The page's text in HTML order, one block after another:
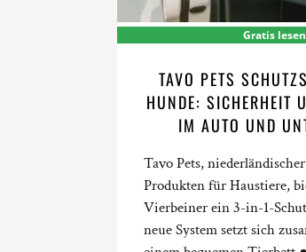
Gratis lesen
TAVO PETS
HUNDE: SICHERHEIT
IM AUTO UND
Tavo Pets,
Produkten für Haustiere,
Vierbeiner ein 3-in-1-
neue System setzt sich